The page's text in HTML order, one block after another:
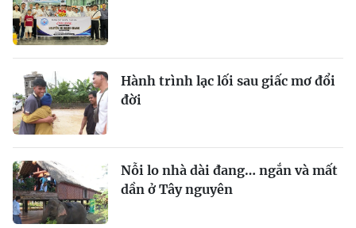
Hành trình lạc lối sau giấc mơ đổi
đời
Nỗi lo nhà dài đang… ngắn và mất
dần ở Tây nguyên